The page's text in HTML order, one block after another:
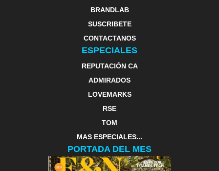
BRANDLAB
SUSCRIBETE
CONTACTANOS
ESPECIALES
REPUTACIÓN CA
ADMIRADOS
LOVEMARKS
RSE
TOM
MAS ESPECIALES...
PORTADA DEL MES